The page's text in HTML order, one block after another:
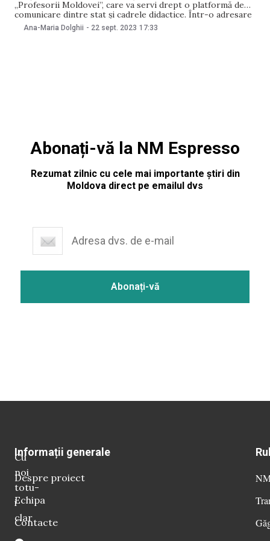
„Profesorii Moldovei”, care va servi drept o platformă de
comunicare dintre stat și cadrele didactice. Într-o adresare
video publicată pe Facebook, șefa statului a invitat cadrele
didactice din Moldova să participe la prima ediției a
Ana-Maria Dolghii - 22 sept. 2023 17:33
Abonați-vă la NM Espresso
Rezumat zilnic cu cele mai importante știri din
Moldova direct pe emailul dvs
Cu
noi
totu-
i
clar
Informații generale
Despre proiect
Echipa
Contacte